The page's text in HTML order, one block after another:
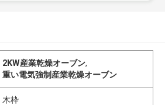
2KW産業乾燥オーブン,
重い電気強制産業乾燥オーブン
木枠